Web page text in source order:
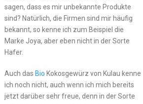
sagen, dass es mir unbekannte Produkte
sind? Natürlich, die Firmen sind mir häufig
bekannt, so kenne ich zum Beispiel die
Marke Joya, aber eben nicht in der Sorte
Hafer.
Auch das Bio Kokosgewürz von Kulau kenne
ich noch nicht, auch wenn ich mich bereits
jetzt darüber sehr freue, denn in der Sorte